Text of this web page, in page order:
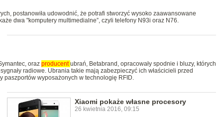
postanowiła udowodnić, że potrafi stworzyć wysoko zaawansowane
dwa "komputery multimedialne”, czyli telefony N93i oraz N76.
oraz producentubrań, Betabrand, opracowały spodnie i bluzy, których
radiowe. Ubrania takie mają zabezpieczyć ich właścicieli przed
paszportów wyposażonych w technologię RFID.
Xiaomi pokaże własne procesory
26 kwietnia 2016, 09:15